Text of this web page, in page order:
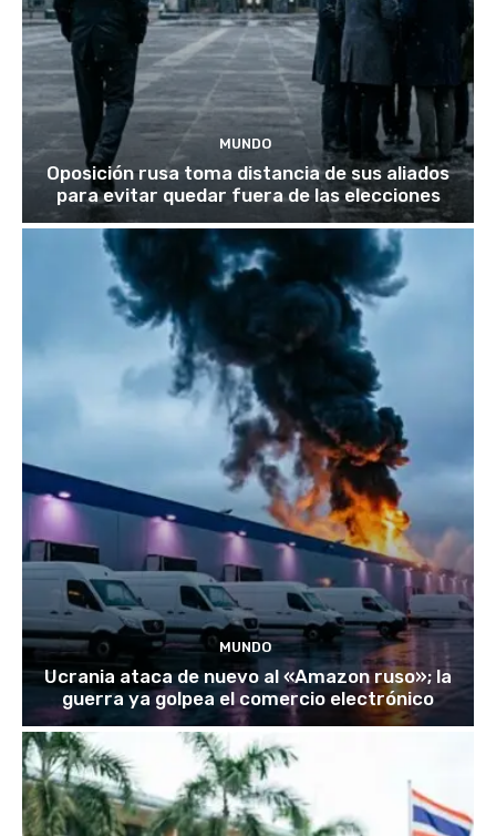
MUNDO
Oposición rusa toma distancia de sus aliados
para evitar quedar fuera de las elecciones
MUNDO
Ucrania ataca de nuevo al «Amazon ruso»; la
guerra ya golpea el comercio electrónico